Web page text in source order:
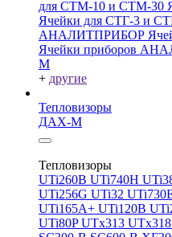
для СТМ-10 и СТМ-30
Ячейки для СТГ-3 и
АНАЛИТПРИБОР
Ячейки приборов
М
+ другие
Тепловизоры
ДАХ-М
Тепловизоры
UTi260В UTi740H
UTi256G UTi32
UTi165A+ UTi120B
UTi80PUTx313 UTx318